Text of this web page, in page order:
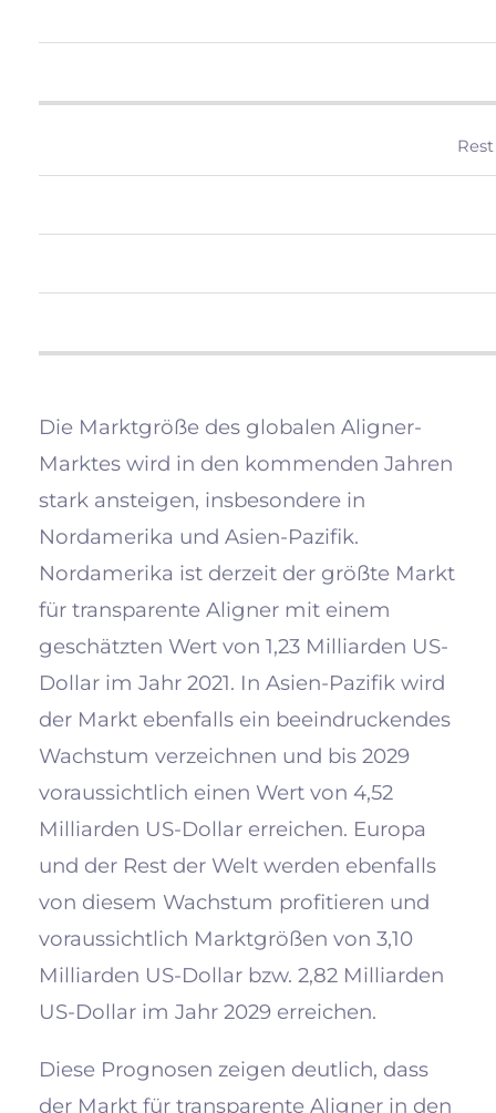
Die Marktgröße des globalen Aligner-
Marktes wird in den kommenden Jahren
stark ansteigen, insbesondere in
Nordamerika und Asien-Pazifik.
Nordamerika ist derzeit der größte Markt
für transparente Aligner mit einem
geschätzten Wert von 1,23 Milliarden US-
Dollar im Jahr 2021. In Asien-Pazifik wird
der Markt ebenfalls ein beeindruckendes
Wachstum verzeichnen und bis 2029
voraussichtlich einen Wert von 4,52
Milliarden US-Dollar erreichen. Europa
und der Rest der Welt werden ebenfalls
von diesem Wachstum profitieren und
voraussichtlich Marktgrößen von 3,10
Milliarden US-Dollar bzw. 2,82 Milliarden
US-Dollar im Jahr 2029 erreichen.
Diese Prognosen zeigen deutlich, dass
der Markt für transparente Aligner in den